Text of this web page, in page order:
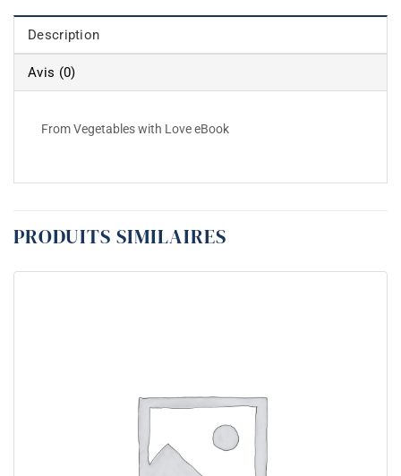
Description
Avis (0)
From Vegetables with Love eBook
PRODUITS SIMILAIRES